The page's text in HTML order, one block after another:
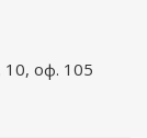
10, оф. 105